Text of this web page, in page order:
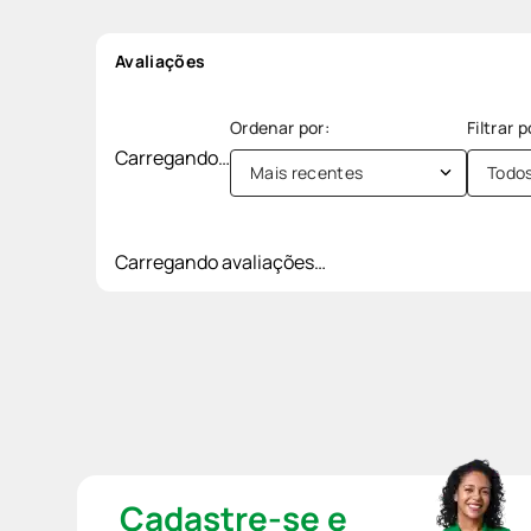
Avaliações
Carregando…
Mais recentes
Carregando avaliações…
Cadastre-se e